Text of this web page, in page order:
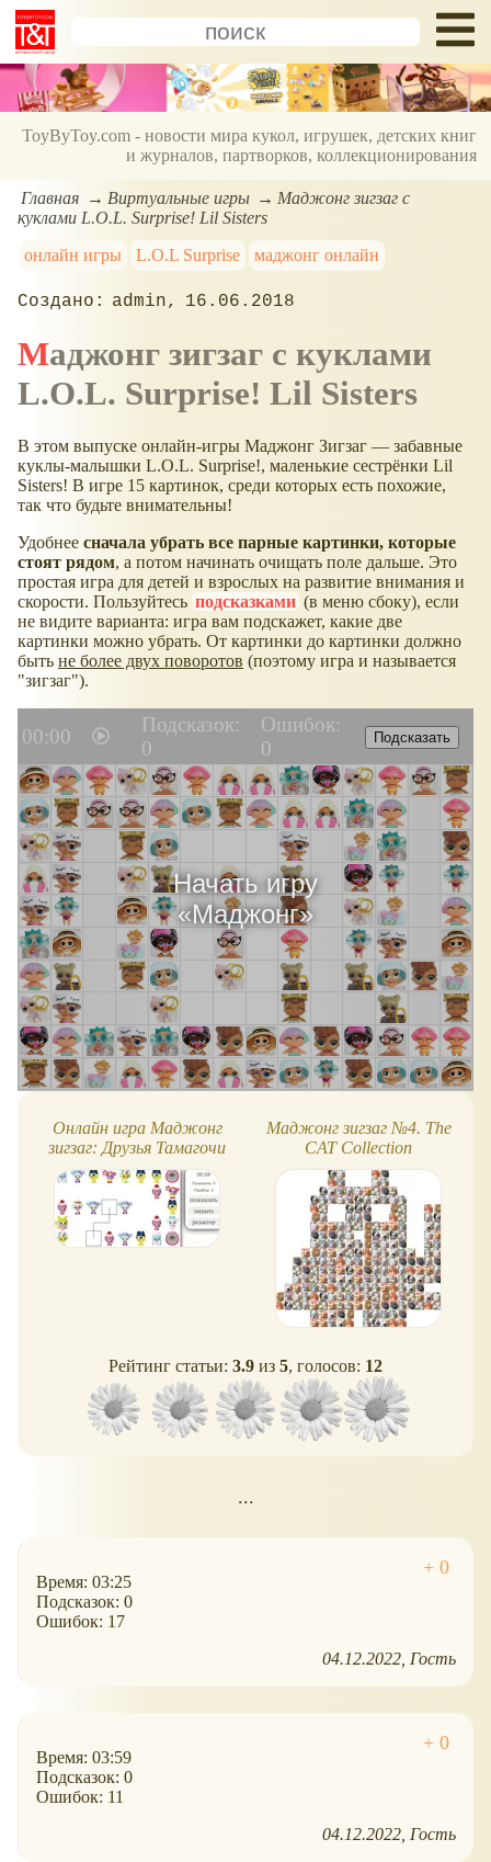
ToyByToy.com - новости мира кукол, игрушек, детских книг
и журналов, партворков, коллекционирования
Главная Виртуальные игры
Маджонг зигзаг с
куклами L.O.L. Surprise! Lil Sisters
онлайн игры
L.O.L Surprise маджонг онлайн
admin 16.06.2018
Маджонг зигзаг с куклами
L.O.L. Surprise! Lil Sisters
В этом выпуске онлайн-игры Маджонг Зигзаг — забавные
куклы-малышки L.O.L. Surprise!, маленькие сестрёнки Lil
Sisters! В игре 15 картинок, среди которых есть похожие,
так что будьте внимательны!
Удобнее сначала убрать все парные картинки, которые
стоят рядом, а потом начинать очищать поле дальше. Это
простая игра для детей и взрослых на развитие внимания и
скорости. Пользуйтесь подсказками (в меню сбоку), если
не видите варианта: игра вам подскажет, какие две
картинки можно убрать. От картинки до картинки должно
быть не более двух поворотов (поэтому игра и называется
"зигзаг").
00:00
Подсказок:
0
Ошибок:
0
Подсказать
Начать игру
«Маджонг»
Онлайн игра Маджонг
зигзаг: Друзья Тамагочи
Маджонг зигзаг №4. The
CAT Сollection
Рейтинг статьи: 3.9 из 5, голосов: 12
...
Время: 03:25
Подсказок: 0
Ошибок: 17
04.12.2022 Гость
Время: 03:59
Подсказок: 0
Ошибок: 11
04.12.2022 Гость